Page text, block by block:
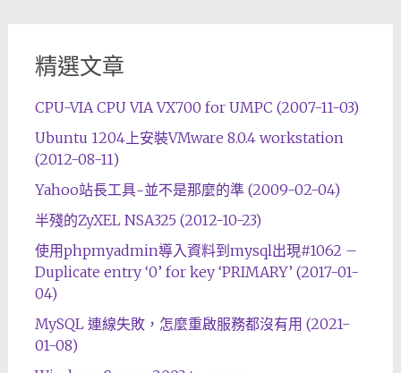
精選文章
CPU-VIA CPU VIA VX700 for UMPC (2007-11-03)
Ubuntu 1204上安裝VMware 8.0.4 workstation
(2012-08-11)
Yahoo站長工具~並不是那麼的準 (2009-02-04)
半殘的ZyXEL NSA325 (2012-10-23)
使用phpmyadmin導入資料到mysql出現#1062 –
Duplicate entry ‘0’ for key ‘PRIMARY’ (2017-01-
04)
MySQL 連線失敗，怎麼重啟服務都沒有用 (2021-
01-08)